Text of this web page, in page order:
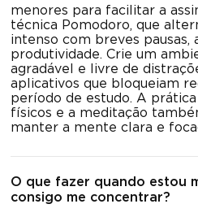
menores para facilitar a
técnica Pomodoro, que
intenso com breves pausas,
produtividade. Crie um
agradável e livre de
aplicativos que bloqueiam
período de estudo. A
físicos e a meditação
manter a mente clara e
O que fazer quando estou
consigo me concentrar?